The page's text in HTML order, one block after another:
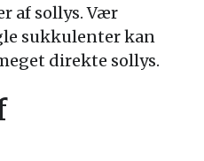
af sollys. Vær
sukkulenter kan
direkte sollys.